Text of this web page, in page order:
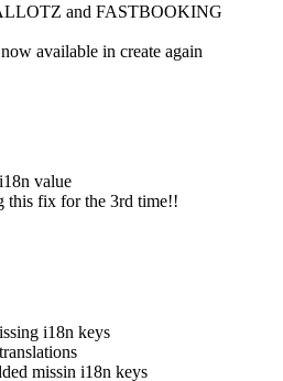
and FASTBOOKING
available in create again
value
this fix for the 3rd time!!
i18n keys
missin i18n keys